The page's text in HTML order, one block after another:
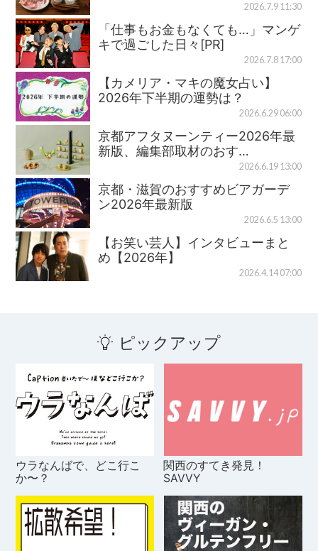
2026.7.9 11:30
「仕事もお金もなくても…」マンゲ
キで過ごした日々[PR]
2026.7.8 17:00
【カメリア・マキの魔女占い】
2026年下半期の運勢は？
2026.6.29 06:00
京都アフタヌーンティー2026年最
新版、編集部取材のおす…
2026.6.19 13:00
京都・滋賀のおすすめビアガーデ
ン2026年最新版
2026.6.5 13:00
【お笑い芸人】インタビューまと
め【2026年】
2026.4.14 07:00
ピックアップ
ウラなんばで、どこ行こ
か〜？
関西のすてき発見！
SAVVY